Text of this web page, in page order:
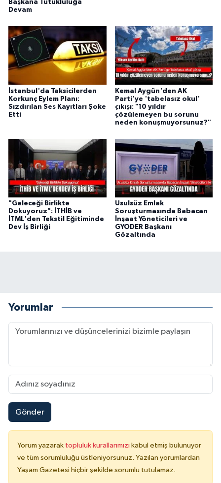
Başkana Tutukluluğa
Devam
İstanbul'da Taksicilerden
Korkunç Eylem Planı:
Sızdırılan Ses Kayıtları Şoke
Etti
Kemal Aygün'den AK
Parti'ye 'tabelasız okul'
çıkışı: "10 yıldır
çözülemeyen bu sorunu
neden konuşmuyorsunuz?"
"Geleceği Birlikte
Dokuyoruz": İTHİB ve
İTML'den Tekstil Eğitiminde
Dev İş Birliği
Usulsüz Emlak
Soruşturmasında Babacan
İnşaat Yöneticileri ve
GYODER Başkanı
Gözaltında
Yorumlar
Gönder
Yorum yazarak topluluk kurallarımızı kabul etmiş bulunuyor
ve tüm sorumluluğu üstleniyorsunuz. Yazılan yorumlardan
Yaşam Gazetesi hiçbir şekilde sorumlu tutulamaz.